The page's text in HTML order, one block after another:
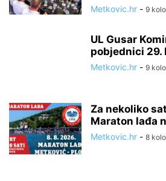
Metkovic.hr - 9
UL Gusar
pobjednici 29.
Metkovic.hr - 9
Za nekoliko
Maraton lađa
Metkovic.hr - 8